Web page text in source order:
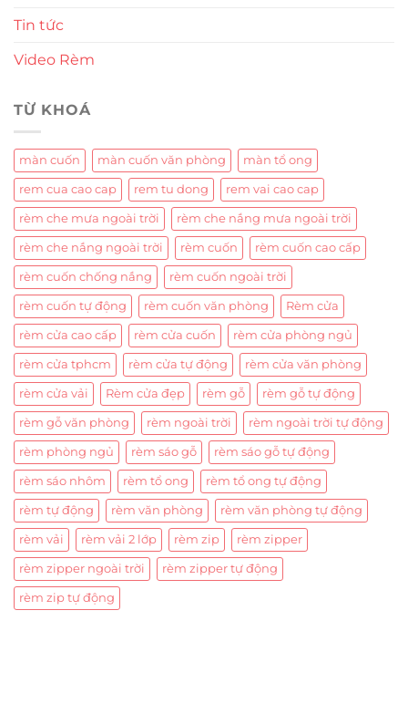
Tin tức
Video Rèm
TỪ KHOÁ
màn cuốn màn cuốn văn phòng màn tổ ong
rem cua cao cap rem tu dong rem vai cao cap
rèm che mưa ngoài trời rèm che nắng mưa ngoài trời
rèm che nắng ngoài trời rèm cuốn rèm cuốn cao cấp
rèm cuốn chống nắng rèm cuốn ngoài trời
rèm cuốn tự động rèm cuốn văn phòng Rèm cửa
rèm cửa cao cấp rèm cửa cuốn rèm cửa phòng ngủ
rèm cửa tphcm rèm cửa tự động rèm cửa văn phòng
rèm cửa vải Rèm cửa đẹp rèm gỗ rèm gỗ tự động
rèm gỗ văn phòng rèm ngoài trời rèm ngoài trời tự động
rèm phòng ngủ rèm sáo gỗ rèm sáo gỗ tự động
rèm sáo nhôm rèm tổ ong rèm tổ ong tự động
rèm tự động rèm văn phòng rèm văn phòng tự động
rèm vải rèm vải 2 lớp rèm zip rèm zipper
rèm zipper ngoài trời rèm zipper tự động
rèm zip tự động